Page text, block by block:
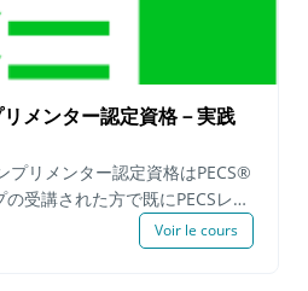
実践映像と筆記提出物に関して
スで進められるプログラムで
6か月以内にすべての必要事項
requirements a
for the PECS Level 1
Program™ is issued. The
Implementer™ status is valid
メンター認定資格－実践
プリメンター認定資格はPECS®
受講された方で既にPECSレベ
「教育へのピラミッドアプロー
６つのフェイズの手続きの上級
Voir le cours